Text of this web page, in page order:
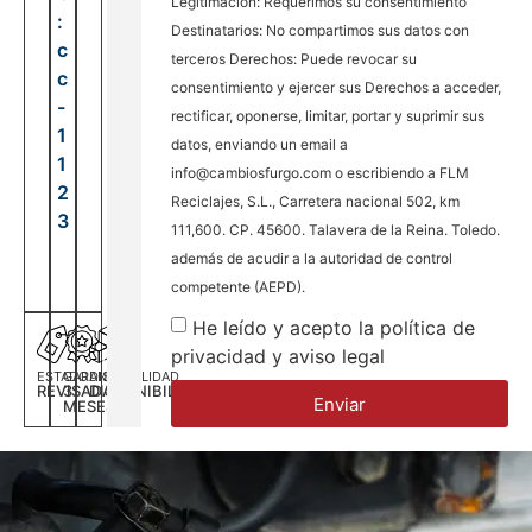
ESTADO
REVISADA
GARANTÍA
3
MESES
DISPONILIDAD
DISPONIBILIDAD
:
c
c
-
1
1
2
3
Destinatarios: No compartimos sus datos con
terceros Derechos: Puede revocar su
consentimiento y ejercer sus Derechos a acceder,
rectificar, oponerse, limitar, portar y suprimir sus
datos, enviando un email a
info@cambiosfurgo.com o escribiendo a FLM
Reciclajes, S.L., Carretera nacional 502, km
111,600. CP. 45600. Talavera de la Reina. Toledo.
además de acudir a la autoridad de control
competente (AEPD).
He leído y acepto la política de
privacidad y aviso legal
Enviar